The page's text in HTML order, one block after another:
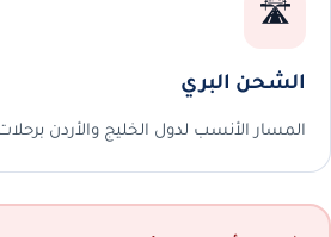
🛣️
الشحن البري
المسار الأنسب لدول الخليج والأردن